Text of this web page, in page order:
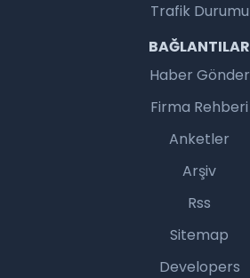
Trafik Durumu
BAĞLANTILAR
Haber Gönder
Firma Rehberi
Anketler
Arşiv
Rss
Sitemap
Developers